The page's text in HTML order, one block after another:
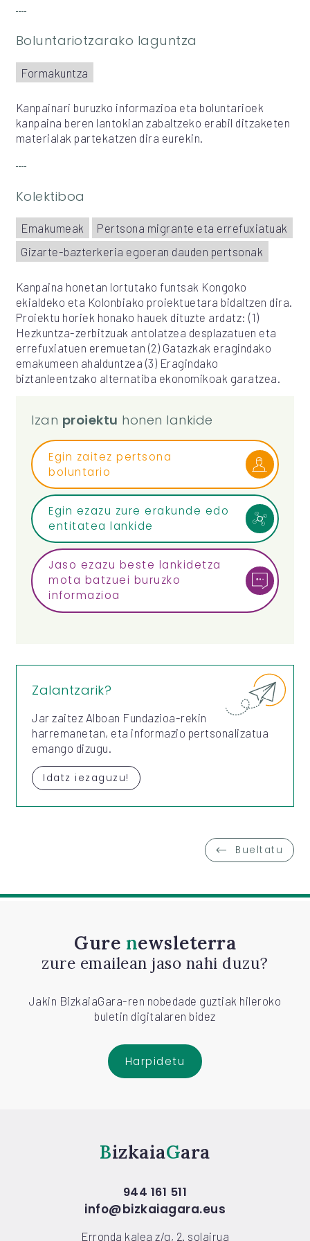
Boluntariotzarako laguntza
Formakuntza
Kanpainari buruzko informazioa eta boluntarioek
kanpaina beren lantokian zabaltzeko erabil ditzaketen
materialak partekatzen dira eurekin.
Kolektiboa
Emakumeak
Pertsona migrante eta errefuxiatuak
Gizarte-bazterkeria egoeran dauden pertsonak
Kanpaina honetan lortutako funtsak Kongoko
ekialdeko eta Kolonbiako proiektuetara bidaltzen dira.
Proiektu horiek honako hauek dituzte ardatz: (1)
Hezkuntza-zerbitzuak antolatzea desplazatuen eta
errefuxiatuen eremuetan (2) Gatazkak eragindako
emakumeen ahalduntzea (3) Eragindako
biztanleentzako alternatiba ekonomikoak garatzea.
Izan proiektu honen lankide
Egin zaitez pertsona
boluntario
Egin ezazu zure erakunde edo
entitatea lankide
Jaso ezazu beste lankidetza
mota batzuei buruzko
informazioa
Zalantzarik?
Jar zaitez Alboan Fundazioa-rekin
harremanetan, eta informazio pertsonalizatua
emango dizugu.
Idatz iezaguzu!
Bueltatu
Gure newsleterra
zure emailean jaso nahi duzu?
Jakin BizkaiaGara-ren nobedade guztiak hileroko
buletin digitalaren bidez
Harpidetu
Bizkaia Gara
944 161 511
info@bizkaiagara.eus
Erronda kalea z/g, 2. solairua